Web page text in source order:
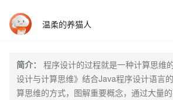
温柔的养猫人
简介：
程序设计的过程就是一种计算思维
设计与计算思维》结合Java程序设计语言
算思维的方式，图解重要概念，通过大量